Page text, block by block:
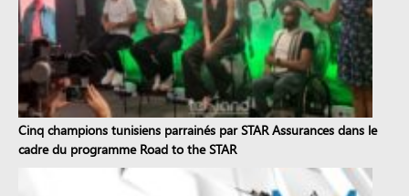
Cinq champions tunisiens parrainés par STAR Assurances dans le
cadre du programme Road to the STAR